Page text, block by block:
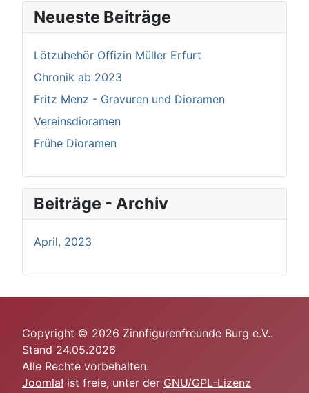
Neueste Beiträge
Lötzubehör Offizin Müller Erfurt
Chronik ab 2023
Fritz Menz - Gravuren und Dioramen
Vereinsdioramen
Frühe Dioramen
Beiträge - Archiv
April, 2023
Copyright © 2026 Zinnfigurenfreunde Burg e.V..
Stand 24.05.2026
Alle Rechte vorbehalten.
Joomla! ist freie, unter der GNU/GPL-Lizenz